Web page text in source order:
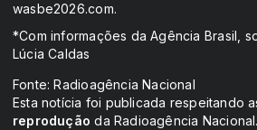
wasbe2026.com.
*Com informações da Agência Brasil,
Lúcia Caldas
Fonte: Radioagência Nacional
Esta notícia foi publicada respeitando
reprodução da Radioagência Nacional.